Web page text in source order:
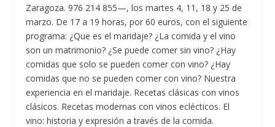
Zaragoza. 976 214 855—, los martes 4, 11, 18 y 25 de
marzo. De 17 a 19 horas, por 60 euros, con el siguiente
programa: ¿Que es el maridaje? ¿La comida y el vino
son un matrimonio? ¿Se puede comer sin vino? ¿Hay
comidas que solo se pueden comer con vino? ¿Hay
comidas que no se pueden comer con vino? Nuestra
experiencia en el maridaje. Recetas clásicas con vinos
clásicos. Recetas modernas con vinos eclécticos. El
vino: historia y expresión a través de la comida.